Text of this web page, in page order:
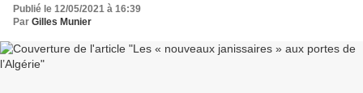
Publié le 12/05/2021 à 16:39
Par Gilles Munier